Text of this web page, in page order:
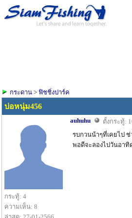
กระดาน > ฟิชชิ่งปาร์ค
บ่อหนุ่ม456
กระทู้: 4
ความเห็น: 8
auhuhu
ตั้งกระทู้:
รบกวนน้าๆที่เคยไป
พอดีจะลองไปวันอา